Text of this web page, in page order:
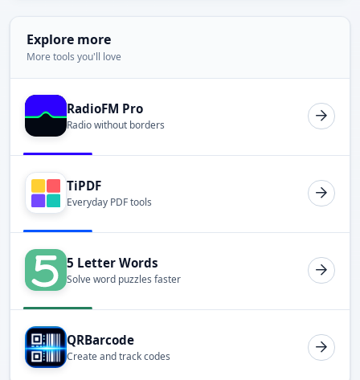
Explore more
More tools you'll love
RadioFM Pro
Radio without borders
TiPDF
Everyday PDF tools
5 Letter Words
Solve word puzzles faster
QRBarcode
Create and track codes